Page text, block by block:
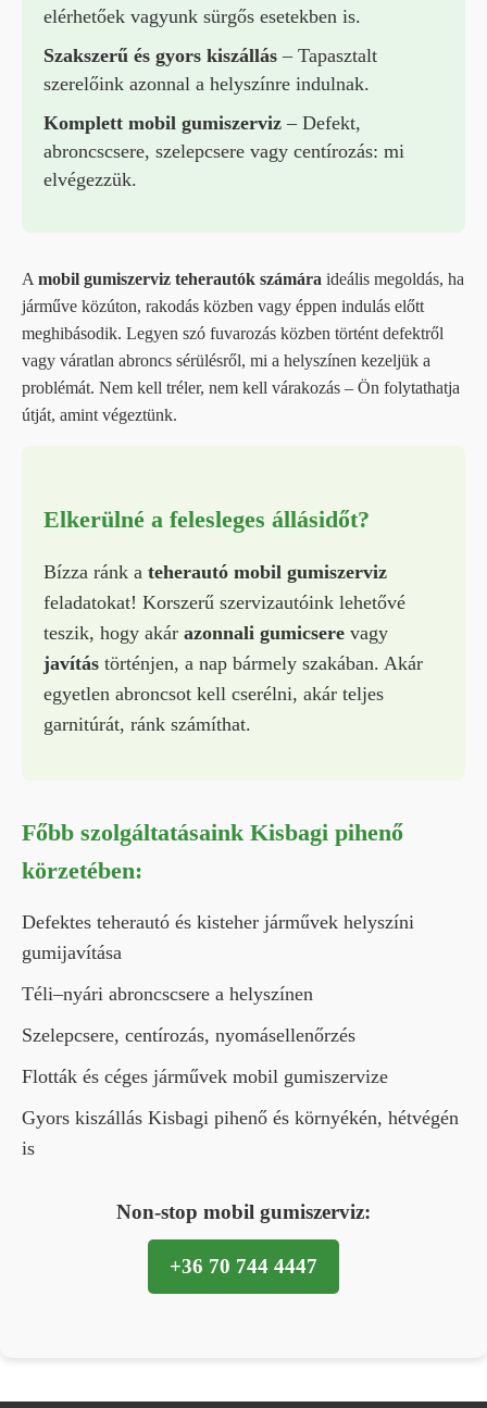
elérhetőek vagyunk sürgős esetekben is.
Szakszerű és gyors kiszállás – Tapasztalt
szerelőink azonnal a helyszínre indulnak.
Komplett mobil gumiszerviz – Defekt,
abroncscsere, szelepcsere vagy centírozás: mi
elvégezzük.
A mobil gumiszerviz teherautók számára ideális megoldás, ha
járműve közúton, rakodás közben vagy éppen indulás előtt
meghibásodik. Legyen szó fuvarozás közben történt defektről
vagy váratlan abroncs sérülésről, mi a helyszínen kezeljük a
problémát. Nem kell tréler, nem kell várakozás – Ön folytathatja
útját, amint végeztünk.
Elkerülné a felesleges állásidőt?
Bízza ránk a teherautó mobil gumiszerviz
feladatokat! Korszerű szervizautóink lehetővé
teszik, hogy akár azonnali gumicsere vagy
javítás történjen, a nap bármely szakában. Akár
egyetlen abroncsot kell cserélni, akár teljes
garnitúrát, ránk számíthat.
Főbb szolgáltatásaink Kisbagi pihenő
körzetében:
Defektes teherautó és kisteher járművek helyszíni
gumijavítása
Téli–nyári abroncscsere a helyszínen
Szelepcsere, centírozás, nyomásellenőrzés
Flották és céges járművek mobil gumiszervize
Gyors kiszállás Kisbagi pihenő és környékén, hétvégén
is
Non-stop mobil gumiszerviz:
+36 70 744 4447